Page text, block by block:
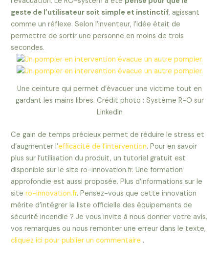
geste de l’utilisateur soit simple et instinctif, agissant
comme un réflexe. Selon l’inventeur, l’idée était de
permettre de sortir une personne en moins de trois
secondes.
Une ceinture qui permet d’évacuer une victime tout en
gardant les mains libres. Crédit photo : Système R-O sur
LinkedIn
Ce gain de temps précieux permet de réduire le stress et
d’augmenter l’efficacité de l’intervention. Pour en savoir
plus sur l’utilisation du produit, un tutoriel gratuit est
disponible sur le site ro-innovation.fr. Une formation
approfondie est aussi proposée. Plus d’informations sur le
sitero-innovation.fr. Pensez-vous que cette innovation
mérite d’intégrer la liste officielle des équipements de
sécurité incendie ? Je vous invite à nous donner votre avis,
vos remarques ou nous remonter une erreur dans le texte,
cliquez ici pour publier un commentaire .